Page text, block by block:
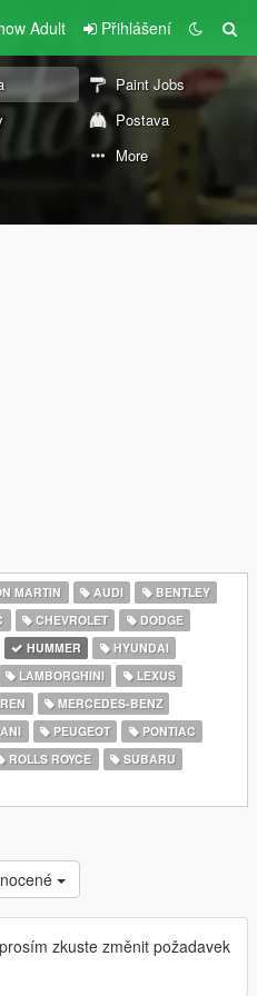
Adult Přihlášení
Paint Jobs
Postava
More
MARTIN AUDI
BENTLEY
CHEVROLET
DODGE
HUMMER
HYUNDAI
LAMBORGHINI
LEXUS
MERCEDES-BENZ
PEUGEOT
PONTIAC
ROLLS ROYCE
SUBARU
zkuste změnit požadavek